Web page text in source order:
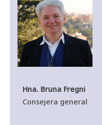
Hna. Bruna Fregni
Consejera general